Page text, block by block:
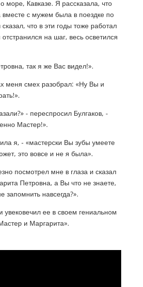
море, Кавказе. Я рассказала, что
вместе с мужем была в поездке по
что в эти годы тоже работал
на шаг, весь осветился
так я же Вас видел!».
меня смех разобрал: «Ну Вы и
- переспросил Булгаков, -
Мастер!».
я, - «мастерски Вы зубы умеете
это вовсе и не я была».
посмотрел мне в глаза и сказал
Петровна, а Вы что не знаете,
запомнить навсегда?».
увековечил ее в своем гениальном
и Маргарита».